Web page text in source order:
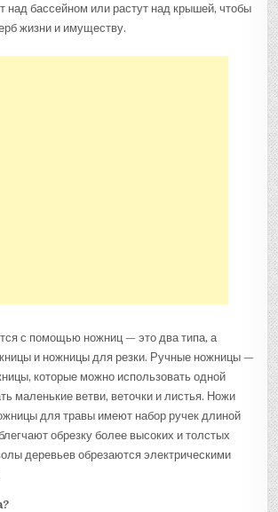
над бассейном или растут над крышей, чтобы
жизни и имуществу.
с помощью ножниц — это два типа, а
и ножницы для резки. Ручные ножницы —
которые можно использовать одной
маленькие ветви, веточки и листья. Ножи
для травы имеют набор ручек длиной
обрезку более высоких и толстых
деревьев обрезаются электрическими